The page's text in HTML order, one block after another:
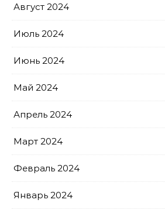
Август 2024
Июль 2024
Июнь 2024
Май 2024
Апрель 2024
Март 2024
Февраль 2024
Январь 2024